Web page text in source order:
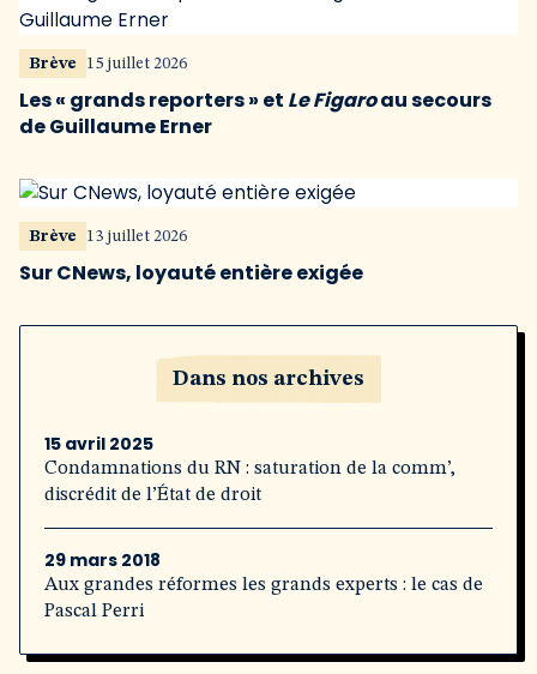
Brève 15 juillet 2026
Les « grands reporters » et Le Figaroau secours
de Guillaume Erner
Brève 13 juillet 2026
Sur CNews, loyauté entière exigée
Dans nos archives
15 avril 2025
Condamnations du RN : saturation de la comm’,
discrédit de l’État de droit
29 mars 2018
Aux grandes réformes les grands experts : le cas de
Pascal Perri